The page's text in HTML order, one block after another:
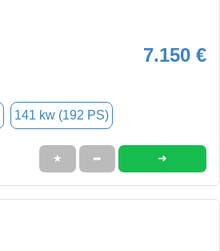
7.150 €
141 kw (192 PS)
★ ➦ ➜